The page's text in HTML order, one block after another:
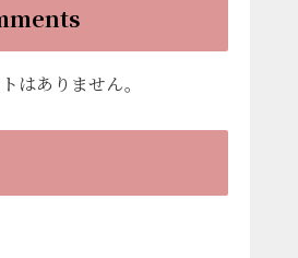
はありません。